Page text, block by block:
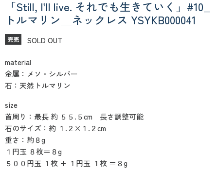
「Still, I’ll live. それでも生きていく」#10_
トルマリン＿ネックレス YSYKB000041
完売 SOLD OUT
material
金属：メソ・シルバー
石：天然トルマリン
size
首周り：最長 約 ５５.５cm 長さ調整可能
石のサイズ：約 １.２×１.２cm
重さ：約８g
１円玉 ８枚＝８g
５００円玉 １枚 + １円玉 １枚 ＝８g